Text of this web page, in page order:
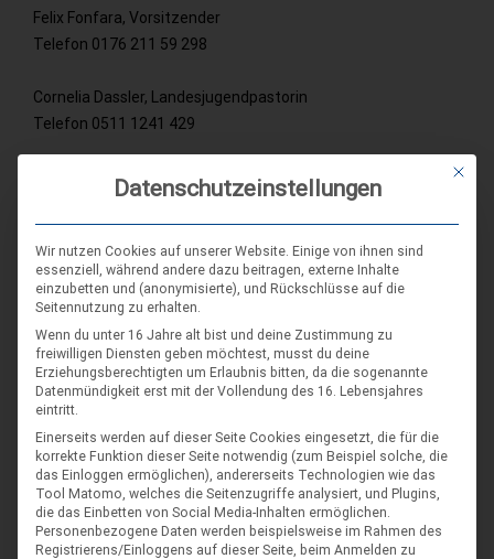
Felix Fonfara, Vorsitzender
Telefon 0176 211 59 298
Cornelia Dassler, Landesjugendpastorin
Telefon 0511 1241 429
Ralf Tyra, Direktor Haus kirchlicher Dienste
Informationen
zum VCP Land Niedersachsen: auf dieser Seite
zur Evangelischen Jugend:ejh.de
zum Haus kirchlicher Dienste:
2022 Bildungsreferent*in Haus kirchlicher Dienste
Landesbüro Stellenausschreibung
Mit
Datenschutzeinstellungen
Wir nutzen Cookies auf unserer Website. Einige von ihnen sind
essenziell, während andere dazu beitragen, externe Inhalte
einzubetten und (anonymisierte), und Rückschlüsse auf die
Seitennutzung zu erhalten.
Wenn du unter 16 Jahre alt bist und deine Zustimmung zu
freiwilligen Diensten geben möchtest, musst du deine
Erziehungsberechtigten um Erlaubnis bitten, da die sogenannte
Datenmündigkeit erst mit der Vollendung des 16. Lebensjahres
eintritt.
Einerseits werden auf dieser Seite Cookies eingesetzt, die für die
korrekte Funktion dieser Seite notwendig (zum Beispiel solche, die
das Einloggen ermöglichen), andererseits Technologien wie das
Tool Matomo, welches die Seitenzugriffe analysiert, und Plugins,
die das Einbetten von Social Media-Inhalten ermöglichen.
Personenbezogene Daten werden beispielsweise im Rahmen des
Registrierens/Einloggens auf dieser Seite, beim Anmelden zu